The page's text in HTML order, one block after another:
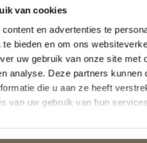
We selecteren modellen
u naar de
biedt en welke
zijn. Of u nu kiest voor
op uw bestaande
plaatje, ons
begeleiden.